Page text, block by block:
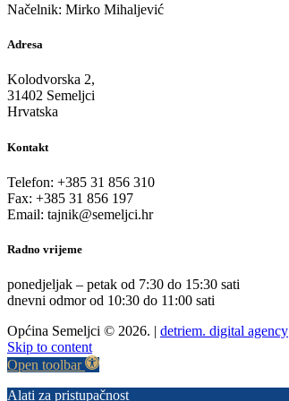
Načelnik: Mirko Mihaljević
Adresa
Kolodvorska 2,
31402 Semeljci
Hrvatska
Kontakt
Telefon: +385 31 856 310
Fax: +385 31 856 197
Email: tajnik@semeljci.hr
Radno vrijeme
ponedjeljak – petak od 7:30 do 15:30 sati
dnevni odmor od 10:30 do 11:00 sati
Općina Semeljci © 2026. | detriem. digital agency
Skip to content
Open toolbar
Alati za pristupačnost